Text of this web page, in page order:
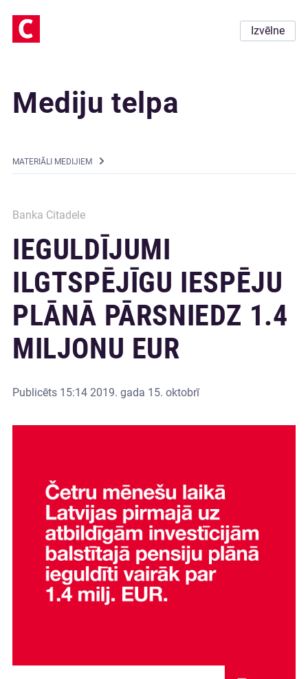
Izvēlne
Mediju telpa
MATERIĀLI MEDIJIEM
Banka Citadele
IEGULDĪJUMI
ILGTSPĒJĪGU IESPĒJU
PLĀNĀ PĀRSNIEDZ 1.4
MILJONU EUR
Publicēts 15:14 2019. gada 15. oktobrī